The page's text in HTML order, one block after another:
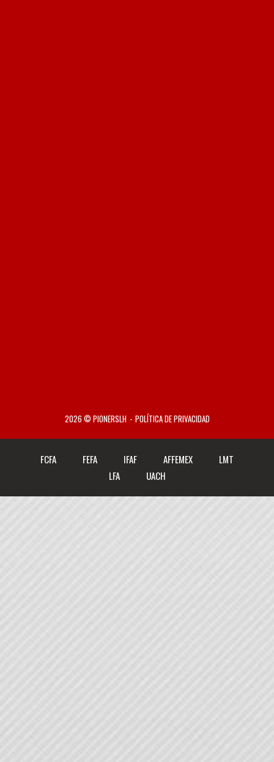
2026 © PIONERSLH POLÍTICA DE PRIVACIDAD
FCFA FEFA IFAF AFFEMEX
LMT
LFA
UACH